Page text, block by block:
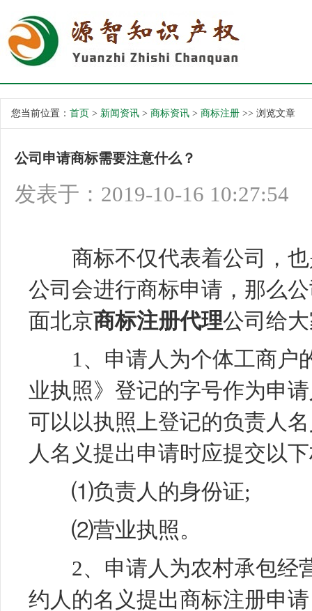
您当前位置： 首页 > 新闻资讯 > 商标资讯 > 商标注册 >> 浏览文章
公司申请商标需要注意什么？
发表于：2019-10-16 10:27:54
商标不仅代表着公司，也
公司会进行商标申请，那么
面北京商标注册代理公司给
1、申请人为个体工商户
业执照》登记的字号作为申
可以以执照上登记的负责人
人名义提出申请时应提交以
⑴负责人的身份证;
⑵营业执照。
2、申请人为农村承包经
约人的名义提出商标注册申